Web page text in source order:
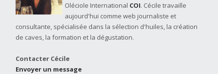
Oléciole International COI. Cécile travaille
aujourd'hui comme web journaliste et
consultante, spécialisée dans la sélection d'huiles, la création
de caves, la formation et la dégustation.
Contacter Cécile
Envoyer un message